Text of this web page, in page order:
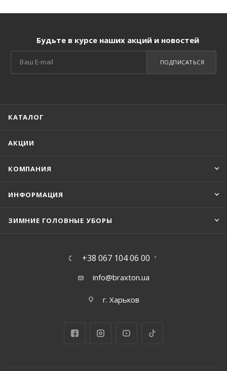
Будьте в курсе наших акций и новостей
ПОДПИСАТЬСЯ
КАТАЛОГ
АКЦИИ
КОМПАНИЯ
ИНФОРМАЦИЯ
ЗИМНИЕ ГОЛОВНЫЕ УБОРЫ
+38 067 104 06 00
info@braxton.ua
г. Харьков